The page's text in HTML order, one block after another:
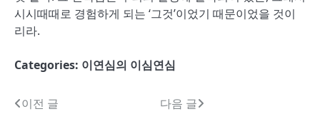
시시때때로 경험하게 되는 ‘그것’이었기 때문이었을 것이
리라.
Categories: 이연심의 이심연심
글이전 글 다음 글